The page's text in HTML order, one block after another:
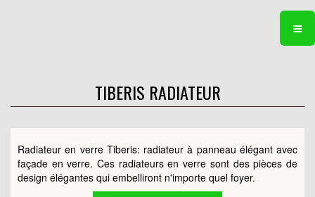
TIBERIS RADIATEUR
Radiateur en verre Tiberis: radiateur à panneau élégant avec
façade en verre. Ces radiateurs en verre sont des pièces de
design élégantes qui embelliront n'importe quel foyer.